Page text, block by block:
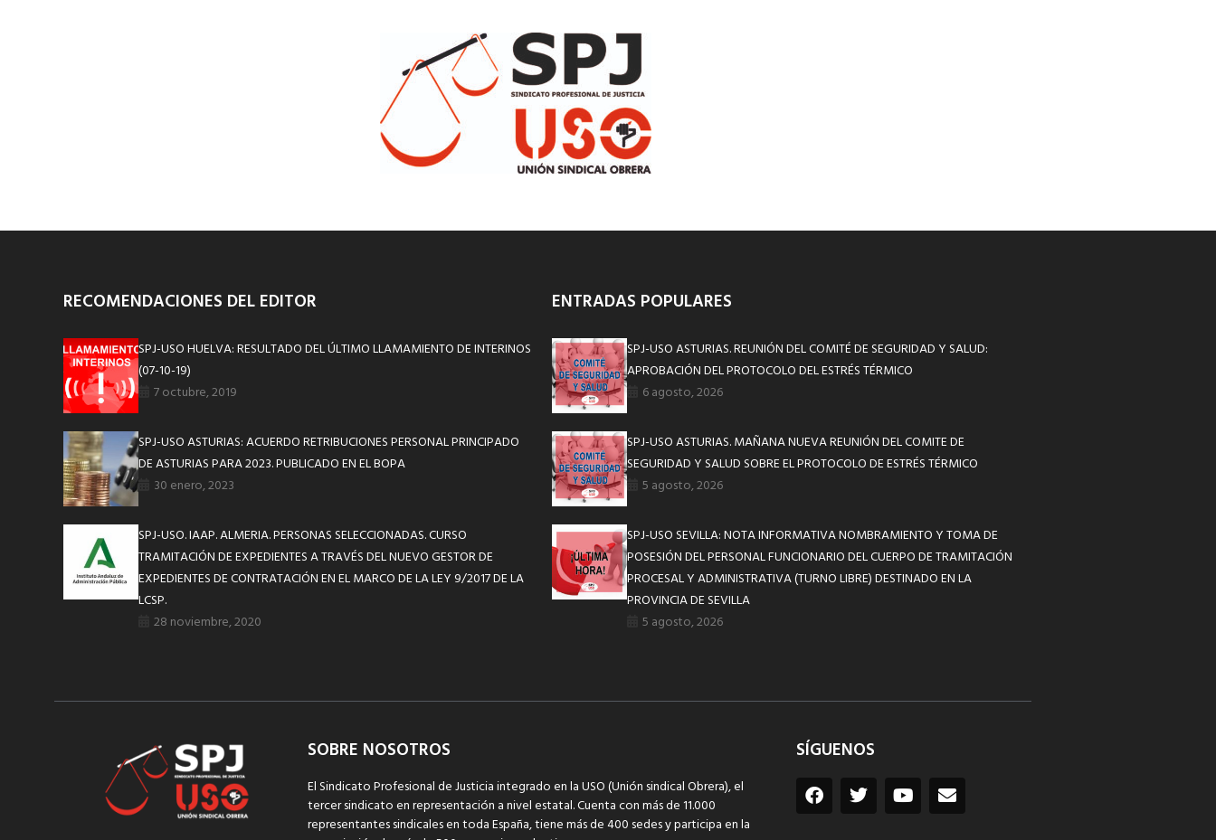
RECOMENDACIONES DEL EDITOR
SPJ-USO HUELVA: RESULTADO DEL ÚLTIMO LLAMAMIENTO DE INTERINOS
(07-10-19)
7 octubre, 2019
SPJ-USO ASTURIAS: ACUERDO RETRIBUCIONES PERSONAL PRINCIPADO
DE ASTURIAS PARA 2023. PUBLICADO EN EL BOPA
30 enero, 2023
SPJ-USO. IAAP. ALMERIA. PERSONAS SELECCIONADAS. CURSO
TRAMITACIÓN DE EXPEDIENTES A TRAVÉS DEL NUEVO GESTOR DE
EXPEDIENTES DE CONTRATACIÓN EN EL MARCO DE LA LEY 9/2017 DE LA
LCSP.
28 noviembre, 2020
ENTRADAS POPULARES
SPJ-USO ASTURIAS. REUNIÓN DEL COMITÉ DE SEGURIDAD Y SALUD:
APROBACIÓN DEL PROTOCOLO DEL ESTRÉS TÉRMICO
6 agosto, 2026
SPJ-USO ASTURIAS. MAÑANA NUEVA REUNIÓN DEL COMITE DE
SEGURIDAD Y SALUD SOBRE EL PROTOCOLO DE ESTRÉS TÉRMICO
5 agosto, 2026
SPJ-USO SEVILLA: NOTA INFORMATIVA NOMBRAMIENTO Y TOMA DE
POSESIÓN DEL PERSONAL FUNCIONARIO DEL CUERPO DE TRAMITACIÓN
PROCESAL Y ADMINISTRATIVA (TURNO LIBRE) DESTINADO EN LA
PROVINCIA DE SEVILLA
5 agosto, 2026
SOBRE NOSOTROS
El Sindicato Profesional de Justicia integrado en la USO (Unión sindical Obrera), el
tercer sindicato en representación a nivel estatal. Cuenta con más de 11.000
representantes sindicales en toda España, tiene más de 400 sedes y participa en la
SÍGUENOS